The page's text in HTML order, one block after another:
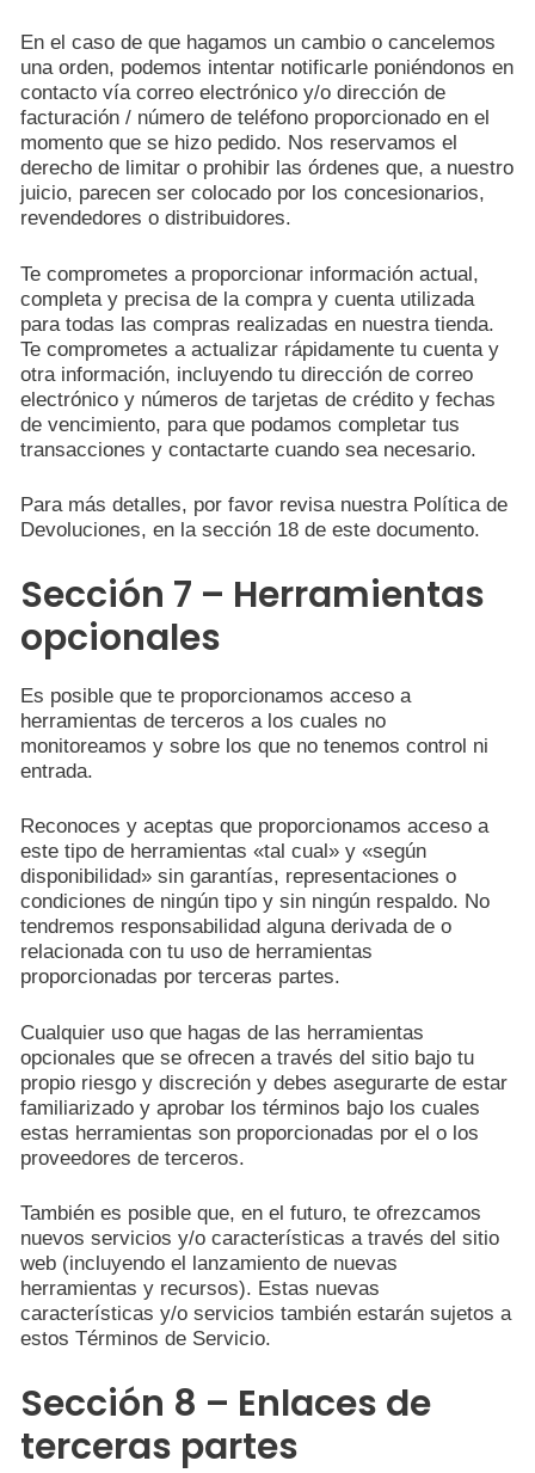
En el caso de que hagamos un cambio o cancelemos
una orden, podemos intentar notificarle poniéndonos en
contacto vía correo electrónico y/o dirección de
facturación / número de teléfono proporcionado en el
momento que se hizo pedido. Nos reservamos el
derecho de limitar o prohibir las órdenes que, a nuestro
juicio, parecen ser colocado por los concesionarios,
revendedores o distribuidores.
Te comprometes a proporcionar información actual,
completa y precisa de la compra y cuenta utilizada
para todas las compras realizadas en nuestra tienda.
Te comprometes a actualizar rápidamente tu cuenta y
otra información, incluyendo tu dirección de correo
electrónico y números de tarjetas de crédito y fechas
de vencimiento, para que podamos completar tus
transacciones y contactarte cuando sea necesario.
Para más detalles, por favor revisa nuestra Política de
Devoluciones, en la sección 18 de este documento.
Sección 7 – Herramientas
opcionales
Es posible que te proporcionamos acceso a
herramientas de terceros a los cuales no
monitoreamos y sobre los que no tenemos control ni
entrada.
Reconoces y aceptas que proporcionamos acceso a
este tipo de herramientas «tal cual» y «según
disponibilidad» sin garantías, representaciones o
condiciones de ningún tipo y sin ningún respaldo. No
tendremos responsabilidad alguna derivada de o
relacionada con tu uso de herramientas
proporcionadas por terceras partes.
Cualquier uso que hagas de las herramientas
opcionales que se ofrecen a través del sitio bajo tu
propio riesgo y discreción y debes asegurarte de estar
familiarizado y aprobar los términos bajo los cuales
estas herramientas son proporcionadas por el o los
proveedores de terceros.
También es posible que, en el futuro, te ofrezcamos
nuevos servicios y/o características a través del sitio
web (incluyendo el lanzamiento de nuevas
herramientas y recursos). Estas nuevas
características y/o servicios también estarán sujetos a
estos Términos de Servicio.
Sección 8 – Enlaces de
terceras partes